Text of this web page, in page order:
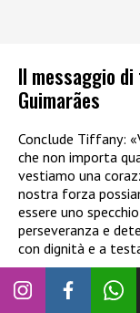
Il messaggio
Guimarães
Conclude Tiffany:
che non importa
vestiamo una
nostra forza
essere uno
perseveranza e
con dignità e a
La vedremo al